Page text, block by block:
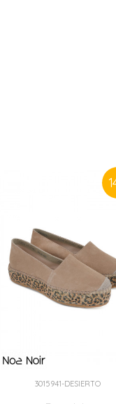
3015941-DESIERTO